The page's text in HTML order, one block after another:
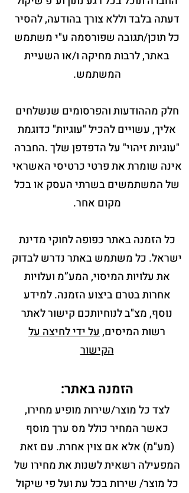
דעתה בלבד וללא צורך בהודעה, להסיר
כל תוכן/תגובה שפורסמה ע"י משתמש
באתר, לרבות מחיקה ו/או השעיית
המשתמש.
חלק מההודעות והפרסומים שנשלחים
אליך, עשויים להכיל "עוגיות" כדוגמת
"עוגיות זיהוי" על הדפדפן שלך .החברה
אינה שומרת את פרטי כרטיסי האשראי
של המשתמשים בשרתי העסק או בכל
מקום אחר.
כל הזמנה באתר כפופה לחוקי מדינת
ישראל. כל משתמש באתר נדרש לבדוק
את עלויות המיסוי, המע”מ ועלויות
אחרות בטרם ביצוע הזמנה. למידע
נוסף, מצ"ב לנוחיותכם קישור לאתר
רשות המיסים,על ידי לחיצה על
הקישור
הזמנה באתר:
לצד כל מוצר/שירות מופיע מחירו,
כאשר המחיר כולל מס ערך מוסף
(מע"מ) אלא אם צוין אחרת. עם זאת
המפעילה רשאית לשנות את מחירו של
כל מוצר/ שירות בכל עת ועל פי שיקול